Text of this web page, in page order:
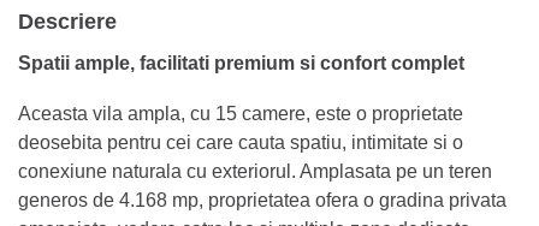
Descriere
Spatii ample, facilitati premium si confort complet
Aceasta vila ampla, cu 15 camere, este o proprietate
deosebita pentru cei care cauta spatiu, intimitate si o
conexiune naturala cu exteriorul. Amplasata pe un teren
generos de 4.168 mp, proprietatea ofera o gradina privata